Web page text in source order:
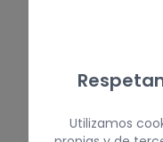
Utilizamos